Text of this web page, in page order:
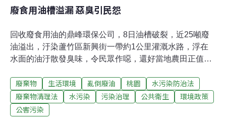
廢食用油槽溢漏 惡臭引民怨
回收廢食用油的鼎峰環保公司，8日油槽破裂，近25噸廢
油溢出，汙染蘆竹區新興街一帶約1公里灌溉水路，浮在
水面的油汙散發臭味，令民眾作噁，還好當地農田正值休
法》告發處分。廠商被環保局要求限期3日改善，逾期未
完成清理將按次處罰。而9日當地油汙大多完成清理，但
該廠未有貯存廢食用油許可，另被依違反《廢棄物清理
法》規定告發。議員郭麗華指出，新興街125巷底約1公里
廢棄物 生活環境 亂倒廢油 桃園
水污染防治法
廢棄物清理法
水污染 污染治理 公共衛生
環境政策
公害污染